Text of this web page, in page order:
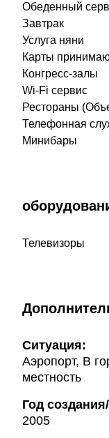
Обеденный
Завтрак
Услуга няни
Карты
Конгресс-залы
Wi-Fi сервис
Рестораны
Телефонная
Минибары
Телевизоры
Ситуация:
Аэропорт, В
местность
Год
2005